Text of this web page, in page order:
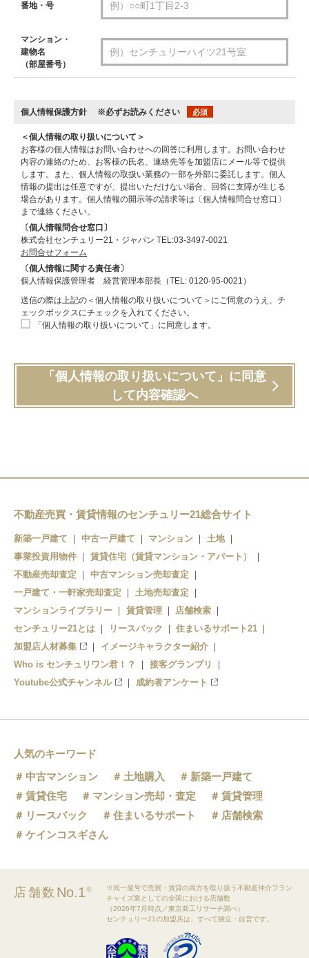
番地・号
マンション・
建物名
（部屋番号）
個人情報保護方針 ※必ずお読みください 必須
＜個人情報の取り扱いについて＞
お客様の個人情報はお問い合わせへの回答に利用します。お問い合わせ
内容の連絡のため、お客様の氏名、連絡先等を加盟店にメール等で提供
します。また、個人情報の取扱い業務の一部を外部に委託します。個人
情報の提出は任意ですが、提出いただけない場合、回答に支障が生じる
場合があります。個人情報の開示等の請求等は〔個人情報問合せ窓口〕
まで連絡ください。
〔個人情報問合せ窓口〕
株式会社センチュリー21・ジャパン TEL:03-3497-0021
お問合せフォーム
〔個人情報に関する責任者〕
個人情報保護管理者 経営管理本部長（TEL: 0120-95-0021）
送信の際は上記の＜個人情報の取り扱いについて＞にご同意のうえ、チ
ェックボックスにチェックを入れてください。
「個人情報の取り扱いについて」に同意します。
「個人情報の取り扱いについて」に同意
して内容確認へ
不動産売買・賃貸情報のセンチュリー21総合サイト
新築一戸建て 中古一戸建て マンション
土地
事業投資用物件
賃貸住宅（賃貸マンション・アパート）
不動産売却査定
中古マンション売却査定
一戸建て・一軒家売却査定
土地売却査定
マンションライブラリー
賃貸管理
店舗検索
センチュリー21とは
リースバック
住まいるサポート21
加盟店人材募集
イメージキャラクター紹介
Who is センチュリワン君！？
接客グランプリ
Youtube公式チャンネル
成約者アンケート
人気のキーワード
中古マンション
土地購入
新築一戸建て
賃貸住宅
マンション売却・査定
賃貸管理
リースバック
住まいるサポート
店舗検索
ケインコスギさん
店舗数 No.1※
※同一屋号で売買・賃貸の両方を取り扱う不動産仲介フラン
チャイズ業としての全国における店舗数
（2026年7月時点／東京商工リサーチ調べ）
センチュリー21の加盟店は、すべて独立・自営です。